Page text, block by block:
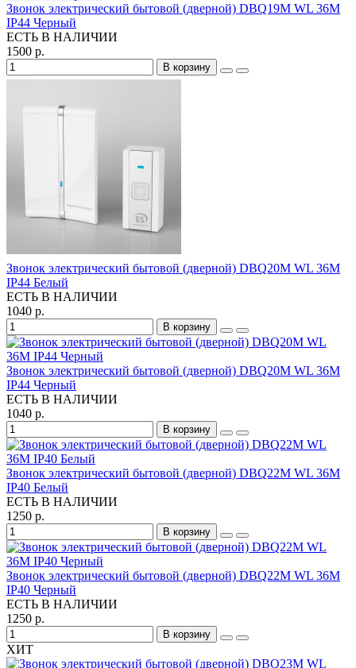
Звонок электрический бытовой (дверной) DBQ19M WL 36M
IP44 Черный
ЕСТЬ В НАЛИЧИИ
1500 р.
В корзину
Звонок электрический бытовой (дверной) DBQ20M WL 36M
IP44 Белый
ЕСТЬ В НАЛИЧИИ
1040 р.
В корзину
Звонок электрический бытовой (дверной) DBQ20M WL 36M
IP44 Черный
ЕСТЬ В НАЛИЧИИ
1040 р.
В корзину
Звонок электрический бытовой (дверной) DBQ22M WL 36M
IP40 Белый
ЕСТЬ В НАЛИЧИИ
1250 р.
В корзину
Звонок электрический бытовой (дверной) DBQ22M WL 36M
IP40 Черный
ЕСТЬ В НАЛИЧИИ
1250 р.
В корзину
ХИТ